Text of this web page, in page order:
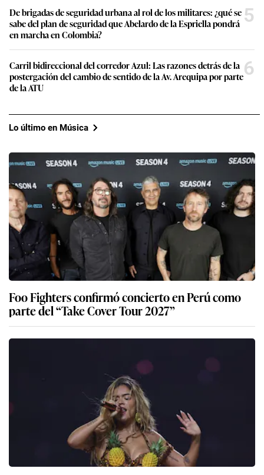
De brigadas de seguridad urbana al rol de los militares: ¿qué se
sabe del plan de seguridad que Abelardo de la Espriella pondrá
en marcha en Colombia?
5
Carril bidireccional del corredor Azul: Las razones detrás de la
postergación del cambio de sentido de la Av. Arequipa por parte
de la ATU
6
Lo último en Música
Foo Fighters confirmó concierto en Perú como
parte del “Take Cover Tour 2027”